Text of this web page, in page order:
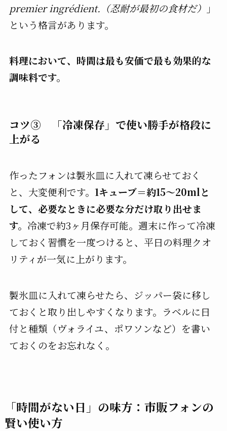
premier ingrédient.（忍耐が最初の食材だ） 」
という格言があります。
料理において、時間は最も安価で最も効果的な
調味料です。
コツ③ 「冷凍保存」で使い勝手が格段に
上がる
作ったフォンは製氷皿に入れて凍らせておく
と、大変便利です。 1キューブ＝約15〜20mlと
して、必要なときに必要な分だけ取り出せま
す。 冷凍で約3ヶ月保存可能。週末に作って冷凍
しておく習慣を一度つけると、平日の料理クオ
リティが一気に上がります。
製氷皿に入れて凍らせたら、ジッパー袋に移し
ておくと取り出しやすくなります。ラベルに日
付と種類（ヴォライユ、ポワソンなど）を書い
ておくのをお忘れなく。
「時間がない日」の味方：市販フォンの
賢い使い方